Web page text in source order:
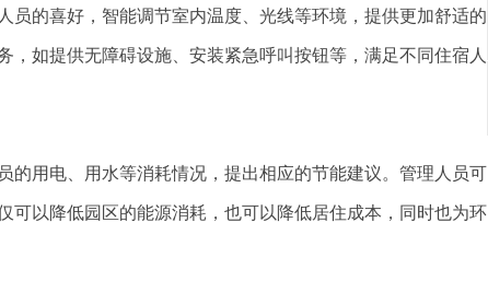
的喜好，智能调节室内温度、光线等环境，提供更加舒适的
如提供无障碍设施、安装紧急呼叫按钮等，满足不同住宿人
用电、用水等消耗情况，提出相应的节能建议。管理人员可
可以降低园区的能源消耗，也可以降低居住成本，同时也为环